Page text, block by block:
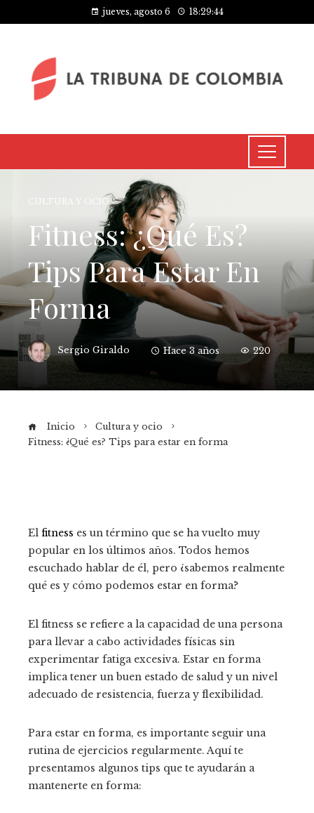
jueves, agosto 6 18:29:45
CULTURA Y OCIO
Fitness: ¿Qué Es?
Tips Para Estar En
Forma
Sergio Giraldo Hace 3 años 220
Inicio
Cultura y ocio
Fitness: ¿Qué es? Tips para estar en forma
El fitness es un término que se ha vuelto muy
popular en los últimos años. Todos hemos
escuchado hablar de él, pero ¿sabemos realmente
qué es y cómo podemos estar en forma?
El fitness se refiere a la capacidad de una persona
para llevar a cabo actividades físicas sin
experimentar fatiga excesiva. Estar en forma
implica tener un buen estado de salud y un nivel
adecuado de resistencia, fuerza y flexibilidad.
Para estar en forma, es importante seguir una
rutina de ejercicios regularmente. Aquí te
presentamos algunos tips que te ayudarán a
mantenerte en forma: